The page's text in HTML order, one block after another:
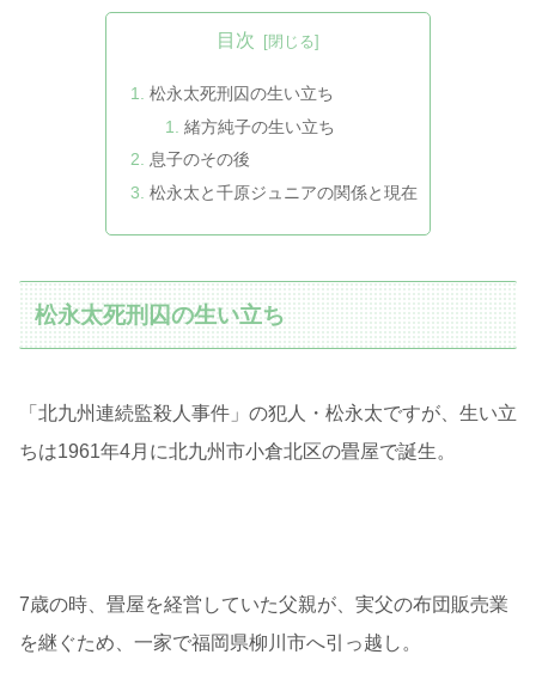
目次
松永太死刑囚の生い立ち
緒方純子の生い立ち
息子のその後
松永太と千原ジュニアの関係と現在
松永太死刑囚の生い立ち
「北九州連続監殺人事件」の犯人・松永太ですが、生い立
ちは1961年4月に北九州市小倉北区の畳屋で誕生。
7歳の時、畳屋を経営していた父親が、実父の布団販売業
を継ぐため、一家で福岡県柳川市へ引っ越し。